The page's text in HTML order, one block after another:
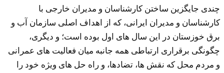
چندی جایگزین ساختن کارشناسان و مدیران خارجی با
کارشناسان و مدیران ایرانی، که از اهداف اصلی سازمان آب و
برق خوزستان در این سال های اول بوده است؛ و دیگری،
چگونگی برقراری ارتباطی همه جانبه میان فعالیت های عمرانی
و مردم محل که نقش ها، تضادها، و راه حل های ویژه خود را